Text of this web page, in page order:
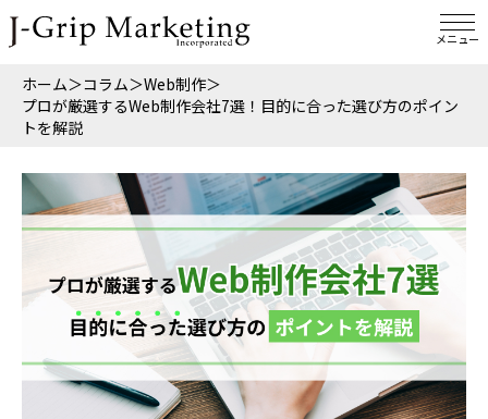
メニュー
ホーム＞コラム＞Web制作＞
プロが厳選するWeb制作会社7選！目的に合った選び方のポイン
トを解説